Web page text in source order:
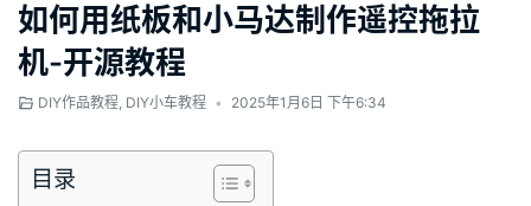
如何用纸板和小马达制作遥控拖拉
机-开源教程
DIY作品教程, DIY小车教程 • 2025年1月6日 下午6:34
目录